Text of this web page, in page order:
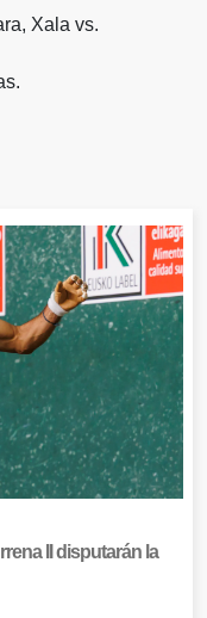
Xala vs.
II disputarán la